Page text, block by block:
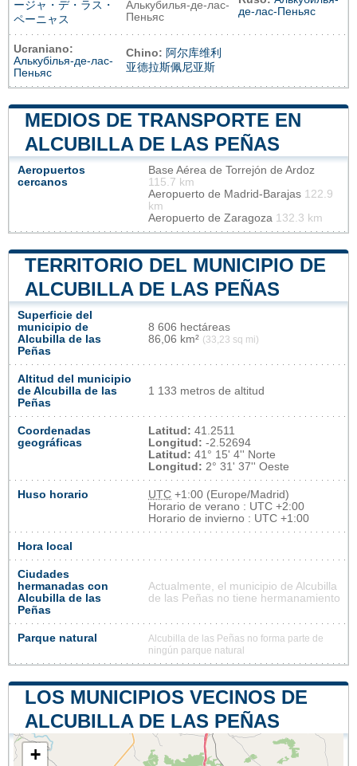
ージャ・デ・ラス・
ペーニャス
Алькубилья-де-лас-
Пеньяс
де-лас-Пеньяс
Ucraniano:
Алькубілья-де-лас-
Пеньяс
Chino: 阿尔库维利
亚德拉斯佩尼亚斯
MEDIOS DE TRANSPORTE EN
ALCUBILLA DE LAS PEÑAS
Aeropuertos
cercanos
Base Aérea de Torrejón de Ardoz
115.7 km
Aeropuerto de Madrid-Barajas 122.9
km
Aeropuerto de Zaragoza 132.3 km
TERRITORIO DEL MUNICIPIO DE
ALCUBILLA DE LAS PEÑAS
Superficie del
municipio de
Alcubilla de las
Peñas
8 606 hectáreas
86,06 km² (33,23 sq mi)
Altitud del municipio
de Alcubilla de las
Peñas
1 133 metros de altitud
Coordenadas
geográficas
Latitud: 41.2511
Longitud: -2.52694
Latitud: 41° 15' 4'' Norte
Longitud: 2° 31' 37'' Oeste
Huso horario UTC +1:00 (Europe/Madrid)
Horario de verano : UTC +2:00
Horario de invierno : UTC +1:00
Hora local
Ciudades
hermanadas con
Alcubilla de las
Peñas
Actualmente, el municipio de Alcubilla
de las Peñas no tiene hermanamiento
Parque natural
Alcubilla de las Peñas no forma parte de
ningún parque natural
LOS MUNICIPIOS VECINOS DE
ALCUBILLA DE LAS PEÑAS
+